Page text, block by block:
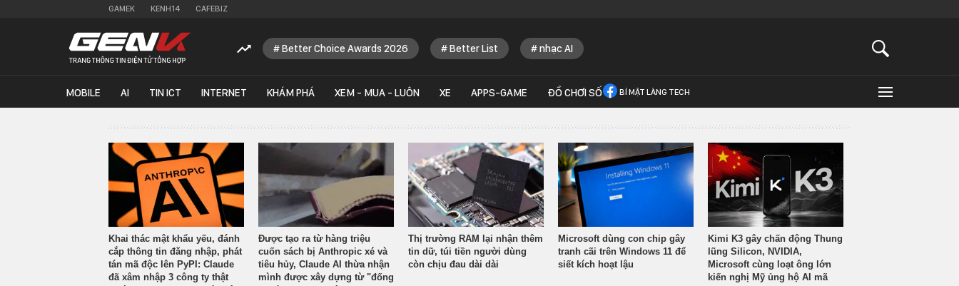
GAMEK KENH14 CAFEBIZ
Better Choice Awards 2026 Better List nhạc AI
MOBILE AI TIN ICT INTERNET KHÁM PHÁ XEM - MUA - LUÔN XE APPS-GAME ĐỒ CHƠI SỐ BÍ MẬT LÀNG TECH
Khai thác mật khẩu yếu, đánh
cắp thông tin đăng nhập, phát
tán mã độc lên PyPI: Claude
đã xâm nhập 3 công ty thật
Được tạo ra từ hàng triệu
cuốn sách bị Anthropic xé và
tiêu hủy, Claude AI thừa nhận
mình được xây dựng từ "đống
Thị trường RAM lại nhận thêm
tin dữ, túi tiền người dùng
còn chịu đau dài dài
Microsoft dùng con chip gây
tranh cãi trên Windows 11 để
siết kích hoạt lậu
Kimi K3 gây chấn động Thung
lũng Silicon, NVIDIA,
Microsoft cùng loạt ông lớn
kiến nghị Mỹ ủng hộ AI mã